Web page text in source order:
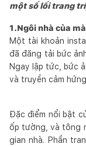
một số lối trang
1.Ngôi nhà của
Một tài khoản
đã đăng tải bức
Ngay lập tức, bức
và truyền cảm
Đặc điểm nổi bật
ốp tường, và tông
gian nhà. Phần